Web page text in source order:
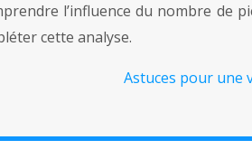
l’influence du nombre de
cette analyse.
Astuces pour une